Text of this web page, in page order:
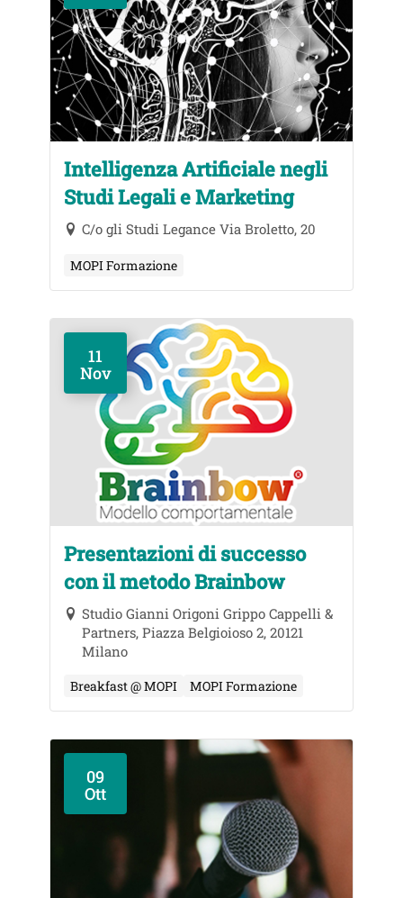
Intelligenza Artificiale negli
Studi Legali e Marketing
C/o gli Studi Legance Via Broletto, 20
MOPI Formazione
11
Nov
Presentazioni di successo
con il metodo Brainbow
Studio Gianni Origoni Grippo Cappelli &
Partners, Piazza Belgioioso 2, 20121
Milano
Breakfast @ MOPI MOPI Formazione
09
Ott